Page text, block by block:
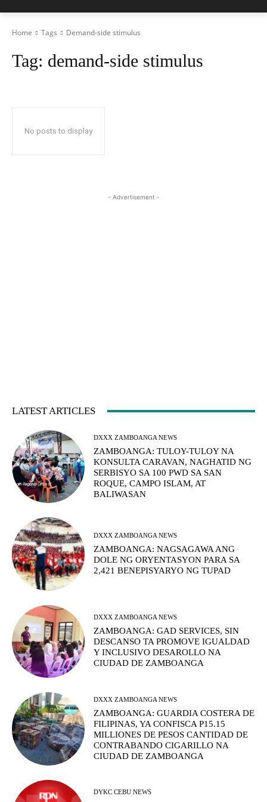
Home Tags Demand-side stimulus
Tag: demand-side stimulus
No posts to display
- Advertisement -
LATEST ARTICLES
DXXX ZAMBOANGA NEWS
ZAMBOANGA: TULOY-TULOY NA
KONSULTA CARAVAN, NAGHATID NG
SERBISYO SA 100 PWD SA SAN
ROQUE, CAMPO ISLAM, AT
BALIWASAN
DXXX ZAMBOANGA NEWS
ZAMBOANGA: NAGSAGAWA ANG
DOLE NG ORYENTASYON PARA SA
2,421 BENEPISYARYO NG TUPAD
DXXX ZAMBOANGA NEWS
ZAMBOANGA: GAD SERVICES, SIN
DESCANSO TA PROMOVE IGUALDAD
Y INCLUSIVO DESAROLLO NA
CIUDAD DE ZAMBOANGA
DXXX ZAMBOANGA NEWS
ZAMBOANGA: GUARDIA COSTERA DE
FILIPINAS, YA CONFISCA P15.15
MILLIONES DE PESOS CANTIDAD DE
CONTRABANDO CIGARILLO NA
CIUDAD DE ZAMBOANGA
DYKC CEBU NEWS